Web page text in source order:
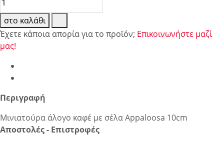
στο καλάθι
Έχετε κάποια απορία για το προϊόν; Επικοινωνήστε μαζί
μας!
Περιγραφή
Μινιατούρα άλογο καφέ με σέλα Appaloosa 10cm
Αποστολές - Επιστροφές